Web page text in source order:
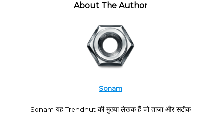
About The Author
Sonam
Sonam यह Trendnut की मुख्या लेखक हैं जो ताज़ा और सटीक